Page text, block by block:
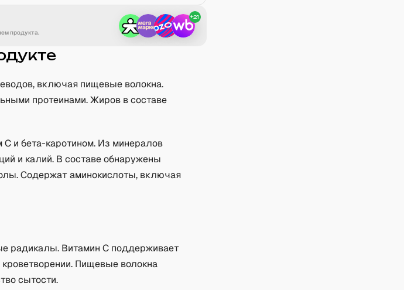
продукта.
+21
включая пищевые волокна.
протеинами. Жиров в составе
и бета-каротином. Из минералов
и калий. В составе обнаружены
Содержат аминокислоты, включая
радикалы. Витамин C поддерживает
Пищевые волокна
сытости.